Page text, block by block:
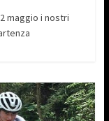
maggio i nostri